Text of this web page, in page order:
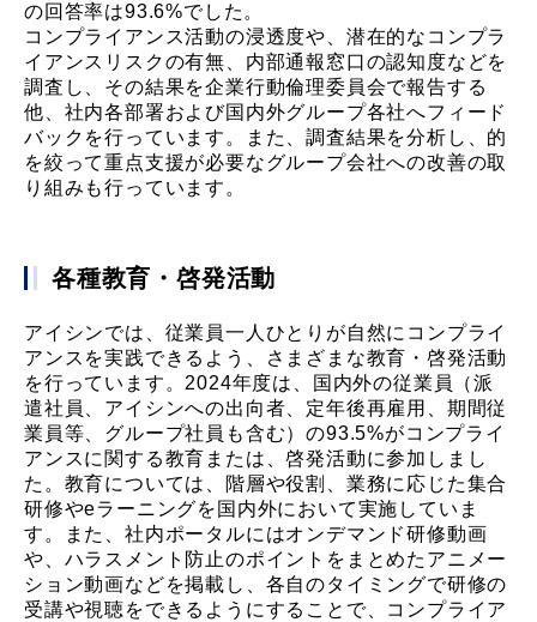
の回答率は93.6%でした。
コンプライアンス活動の浸透度や、潜在的なコンプラ
イアンスリスクの有無、内部通報窓口の認知度などを
調査し、その結果を企業行動倫理委員会で報告する
他、社内各部署および国内外グループ各社へフィード
バックを行っています。また、調査結果を分析し、的
を絞って重点支援が必要なグループ会社への改善の取
り組みも行っています。
各種教育・啓発活動
アイシンでは、従業員一人ひとりが自然にコンプライ
アンスを実践できるよう、さまざまな教育・啓発活動
を行っています。2024年度は、国内外の従業員（派
遣社員、アイシンへの出向者、定年後再雇用、期間従
業員等、グループ社員も含む）の93.5%がコンプライ
アンスに関する教育または、啓発活動に参加しまし
た。教育については、階層や役割、業務に応じた集合
研修やeラーニングを国内外において実施していま
す。また、社内ポータルにはオンデマンド研修動画
や、ハラスメント防止のポイントをまとめたアニメー
ション動画などを掲載し、各自のタイミングで研修の
受講や視聴をできるようにすることで、コンプライア